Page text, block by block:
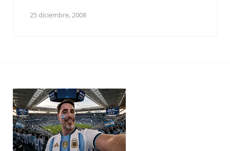
25 diciembre, 2008